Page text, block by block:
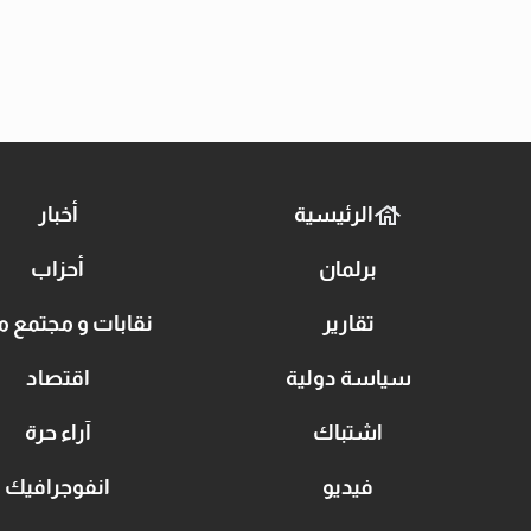
الرئيسية أخبار
برلمان أحزاب
تقارير نقابات و مجتمع
سياسة دولية اقتصاد
اشتباك آراء حرة
فيديو انفوجرافيك